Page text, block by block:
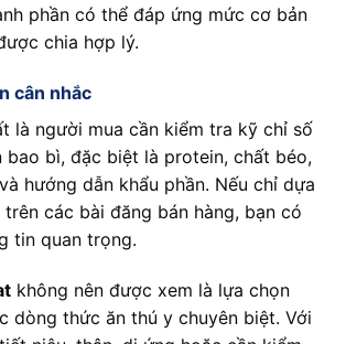
phần có thể đáp ứng mức cơ bản
chia hợp lý.
cân nhắc
là người mua cần kiểm tra kỹ chỉ số
bao bì, đặc biệt là protein, chất béo,
hướng dẫn khẩu phần. Nếu chỉ dựa
các bài đăng bán hàng, bạn có
tin quan trọng.
không nên được xem là lựa chọn
dòng thức ăn thú y chuyên biệt. Với